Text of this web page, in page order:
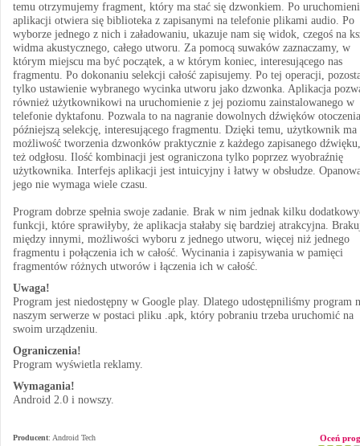
temu otrzymujemy fragment, który ma stać się dzwonkiem. Po
aplikacji otwiera się biblioteka z zapisanymi na telefonie plikami audio. Po
wyborze jednego z nich i załadowaniu, ukazuje nam się widok, czegoś na
widma akustycznego, całego utworu. Za pomocą suwaków zaznaczamy, w
którym miejscu ma być początek, a w którym koniec, interesującego nas
fragmentu. Po dokonaniu selekcji całość zapisujemy. Po tej operacji,
tylko ustawienie wybranego wycinka utworu jako dzwonka. Aplikacja
również użytkownikowi na uruchomienie z jej poziomu zainstalowanego w
telefonie dyktafonu. Pozwala to na nagranie dowolnych dźwięków
późniejszą selekcję, interesującego fragmentu. Dzięki temu, użytkownik ma
możliwość tworzenia dzwonków praktycznie z każdego zapisanego
też odgłosu. Ilość kombinacji jest ograniczona tylko poprzez wyobraźnię
użytkownika. Interfejs aplikacji jest intuicyjny i łatwy w obsłudze.
jego nie wymaga wiele czasu.
Program dobrze spełnia swoje zadanie. Brak w nim jednak kilku
funkcji, które sprawiłyby, że aplikacja stałaby się bardziej atrakcyjna.
między innymi, możliwości wyboru z jednego utworu, więcej niż jednego
fragmentu i połączenia ich w całość. Wycinania i zapisywania w pamięci
fragmentów różnych utworów i łączenia ich w całość.
Uwaga!
Program jest niedostępny w Google play. Dlatego udostępniliśmy program
naszym serwerze w postaci pliku .apk, który pobraniu trzeba uruchomić na
swoim urządzeniu.
Ograniczenia!
Program wyświetla reklamy.
Wymagania!
Android 2.0 i nowszy.
Producent: Android Tech
Oceń